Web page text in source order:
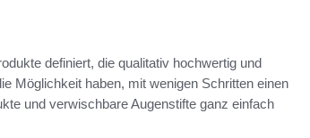
definiert, die qualitativ hochwertig und
Möglichkeit haben, mit wenigen Schritten einen
und verwischbare Augenstifte ganz einfach